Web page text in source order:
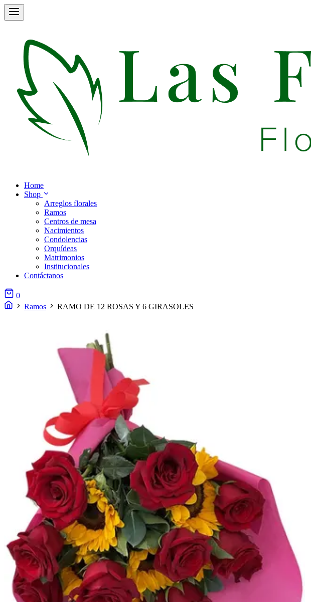
Home
Shop
Arreglos florales
Ramos
Centros de mesa
Nacimientos
Condolencias
Orquídeas
Matrimonios
Institucionales
Contáctanos
0
Ramos
RAMO DE 12 ROSAS Y 6 GIRASOLES